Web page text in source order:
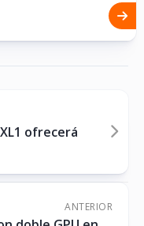
ofrecerá
ANTERIOR